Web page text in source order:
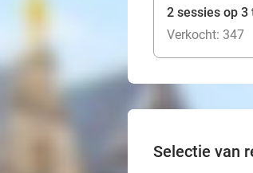
2 sessies op
Verkocht: 347
Selectie van